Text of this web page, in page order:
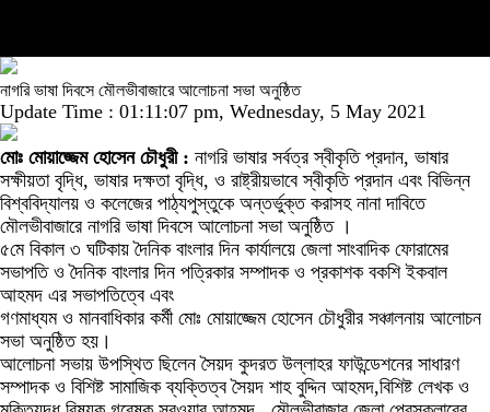
নাগরি ভাষা দিবসে মৌলভীবাজারে আলোচনা সভা অনুষ্ঠিত
Update Time : 01:11:07 pm, Wednesday, 5 May 2021
মোঃ মোয়াজ্জেম হোসেন চৌধুরী : নাগরি ভাষার সর্বত্র স্বীকৃতি প্রদান, ভাষার
সক্ষীয়তা বৃদ্ধি, ভাষার দক্ষতা বৃদ্ধি, ও রাষ্ট্রীয়ভাবে স্বীকৃতি প্রদান এবং বিভিন্ন
বিশ্ববিদ্যালয় ও কলেজের পাঠ্যপুস্তুকে অন্তর্ভুক্ত করাসহ নানা দাবিতে
মৌলভীবাজারে নাগরি ভাষা দিবসে আলোচনা সভা অনুষ্ঠিত ।
৫মে বিকাল ৩ ঘটিকায় দৈনিক বাংলার দিন কার্যালয়ে জেলা সাংবাদিক ফোরামের
সভাপতি ও দৈনিক বাংলার দিন পত্রিকার সম্পাদক ও প্রকাশক বকশি ইকবাল
আহমদ এর সভাপতিত্বে এবং
গণমাধ্যম ও মানবাধিকার কর্মী মোঃ মোয়াজ্জেম হোসেন চৌধুরীর সঞ্চালনায় আলোচন
সভা অনুষ্ঠিত হয়।
আলোচনা সভায় উপস্থিত ছিলেন সৈয়দ কুদরত উল্লাহর ফাউন্ডেশনের সাধারণ
সম্পাদক ও বিশিষ্ট সামাজিক ব্যক্তিত্ব সৈয়দ শাহ বুদ্দিন আহমদ,বিশিষ্ট লেখক ও